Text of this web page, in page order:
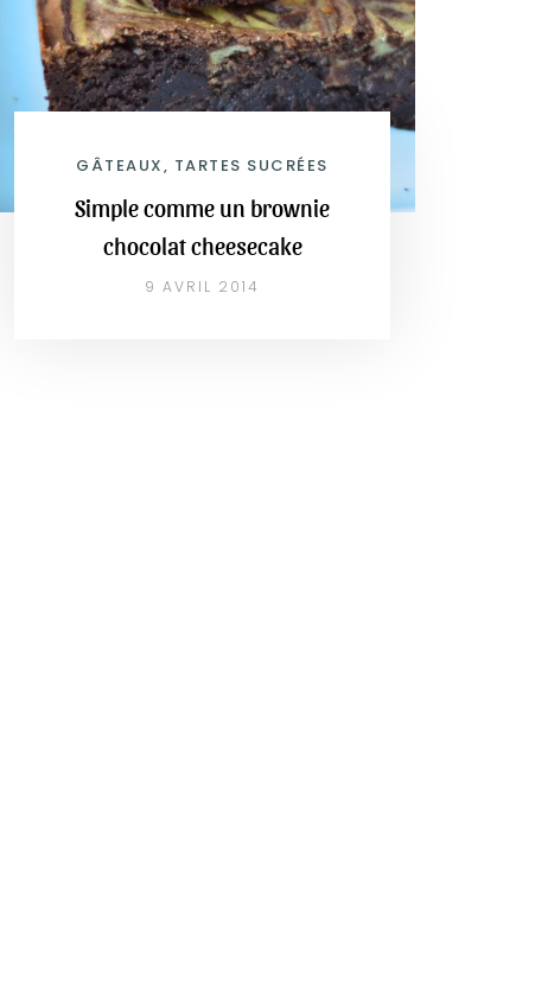
GÂTEAUX, TARTES SUCRÉES
Simple comme un brownie
chocolat cheesecake
9 AVRIL 2014